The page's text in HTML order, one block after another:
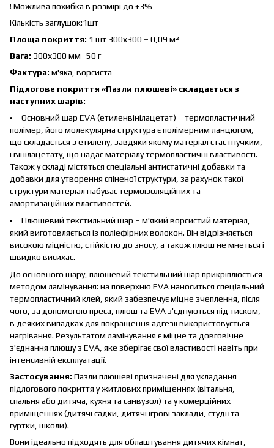
! Можлива похибка в розмірі до ±3%
Кількість заглушок:1шт
Площа покриття: 1 шт 300х300 – 0,09 м²
Вага: 300х300 мм -50 г
Фактура: м'яка, ворсиста
Підлогове покриття «Пазли плюшеві» складається з
наступних шарів:
Основний шар EVA (етиленвінілацетат) – термопластичний
полімер, його молекулярна структура є полімерним ланцюгом,
що складається з етилену, завдяки якому матеріал стає гнучким,
і вінілацетату, що надає матеріалу термопластичні властивості.
Також у складі містяться спеціальні антистатичні добавки та
добавки для утворення спіненої структури, за рахунок такої
структури матеріал набуває термоізоляційних та
амортизаційних властивостей.
Плюшевий текстильний шар – м'який ворсистий матеріал,
який виготовляється із поліефірних волокон. Він відрізняється
високою міцністю, стійкістю до зносу, а також плюш не мнеться і
швидко висихає.
До основного шару, плюшевий текстильний шар прикріплюється
методом ламінування: на поверхню EVA наноситься спеціальний
термопластичний клей, який забезпечує міцне зчеплення, після
чого, за допомогою преса, плюш та EVA з'єднуються під тиском,
в деяких випадках для покращення адгезії використовується
нагрівання. Результатом ламінування є міцне та довговічне
з'єднання плюшу з EVA, яке зберігає свої властивості навіть при
інтенсивній експлуатації.
Застосування: Пазли плюшеві призначені для укладання
підлогового покриття у житлових приміщеннях (вітальня,
спальня або дитяча, кухня та санвузол) та у комерційних
приміщеннях (дитячі садки, дитячі ігрові заклади, студії та
гуртки, школи).
Вони ідеально підходять для облаштування дитячих кімнат,